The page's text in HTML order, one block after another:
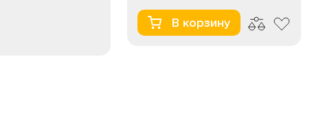
В корзину